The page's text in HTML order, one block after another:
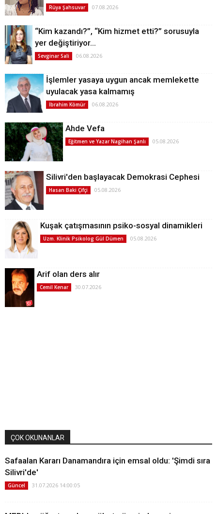
Rüya Şahsuvar 07.08.2026
“Kim kazandı?”, “Kim hizmet etti?” sorusuyla
yer değiştiriyor…
Sevginar Sali 06.08.2026
İşlemler yasaya uygun ancak memlekette
uyulacak yasa kalmamış
İbrahim Kömür 06.08.2026
Ahde Vefa
Eğitmen ve Yazar Nagihan Şanlı 05.08.2026
Silivri'den başlayacak Demokrasi Cephesi
Hasan Baki Çifçi 05.08.2026
Kuşak çatışmasının psiko-sosyal dinamikleri
Uzm. Klinik Psikolog Gül Dümen 05.08.2026
Arif olan ders alır
Cemil Kenar 30.07.2026
ÇOK OKUNANLAR
Safaalan Kararı Danamandıra için emsal oldu: 'Şimdi sıra
Silivri'de'
Güncel 31.07.2026 14:00:05